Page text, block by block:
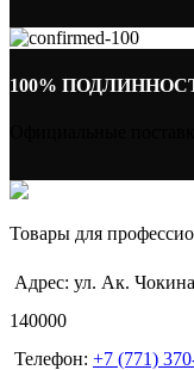
100%
Товары для
Адрес: ул. Ак.
140000
Телефон: +7 (771)